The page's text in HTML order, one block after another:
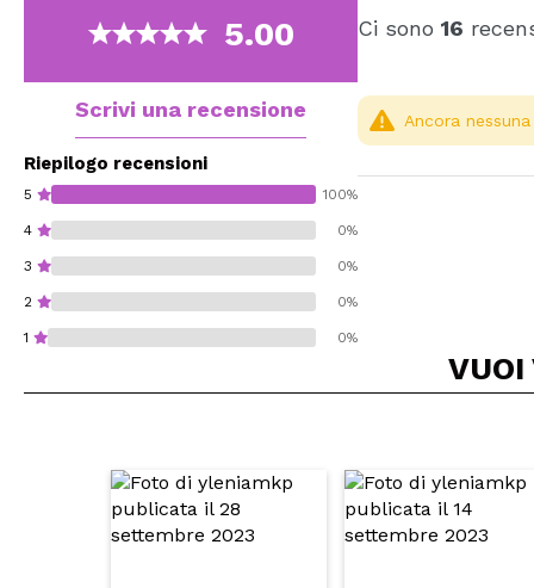
5.00
Scrivi una recensione
Riepilogo recensioni
5 100%
4 0%
3 0%
2 0%
1 0%
Ci sono 16
Consiglieresti
Ancora
VUOI